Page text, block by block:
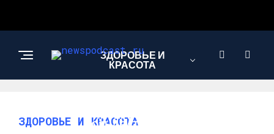
ЗДОРОВЬЕ И
КРАСОТА
ИНТЕРЕСНОЕ И
ПОЗНАВАТЕЛЬНОЕ
ЗДОРОВЬЕ И КРАСОТА